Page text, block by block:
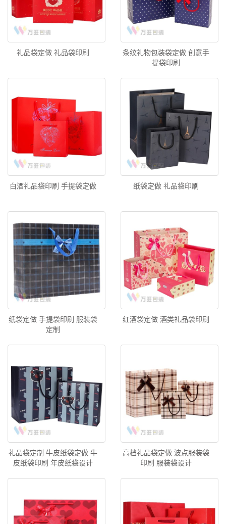
礼品袋定做 礼品袋印刷
条纹礼物包装袋定做 创意手
提袋印刷
白酒礼品袋印刷 手提袋定做 纸袋定做 礼品袋印刷
纸袋定做 手提袋印刷 服装袋
定制
红酒袋定做 酒类礼品袋印刷
礼品袋定制 牛皮纸袋定做 牛
皮纸袋印刷 年皮纸袋设计
高档礼品袋定做 波点服装袋
印刷 服装袋设计